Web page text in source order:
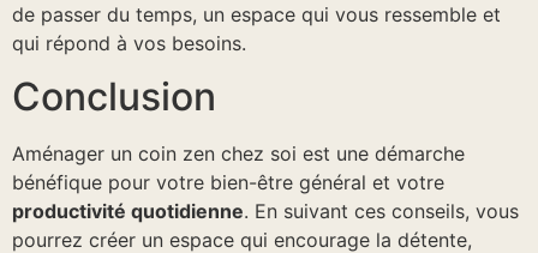
de passer du temps, un espace qui vous ressemble et
qui répond à vos besoins.
Conclusion
Aménager un coin zen chez soi est une démarche
bénéfique pour votre bien-être général et votre
productivité quotidienne. En suivant ces conseils, vous
pourrez créer un espace qui encourage la détente,